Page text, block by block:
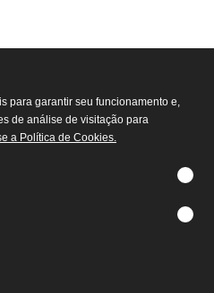
para garantir seu funcionamento e,
de análise de visitação para
a Política de Cookies.